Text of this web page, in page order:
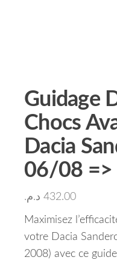
Guidage
Chocs
Dacia
06/08
432.00 د.م.
Maximisez
votre Dacia
2008) avec ce